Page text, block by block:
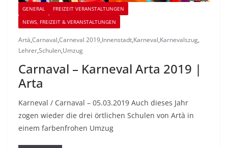
GENERAL
FREIZEIT VERANSTALTUNGEN
NEWS, FREIZEIT & VERANSTALTUNGEN
Artà,Carnaval,Carneval 2019,Innenstadt,Karneval,Karnevalszug,
Lehrer,Schulen,Umzug
Carnaval – Karneval Arta 2019 |
Arta
Karneval / Carnaval – 05.03.2019 Auch dieses Jahr
zogen wieder die drei örtlichen Schulen von Artà in
einem farbenfrohen Umzug